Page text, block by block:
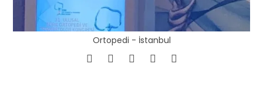
Ortopedi - İstanbul